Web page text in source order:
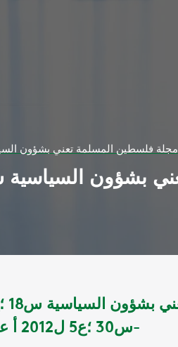
مجلة فلسطين المسلمة تعني بشؤون السياسية س18 ؛ع8 ل2000 -س30 ؛ع5
-س30 ؛ع5 ل2012 أ عداد متفرقة